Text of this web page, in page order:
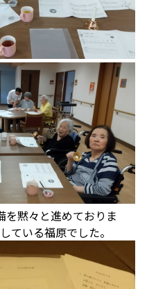
を黙々と進めておりま
いる福原でした。